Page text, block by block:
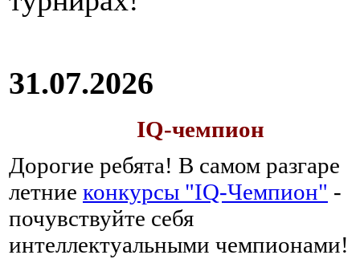
31.07.2026
IQ-чемпион
Дорогие ребята! В самом разгаре
летние конкурсы "IQ-Чемпион" -
почувствуйте себя
интеллектуальными чемпионами!